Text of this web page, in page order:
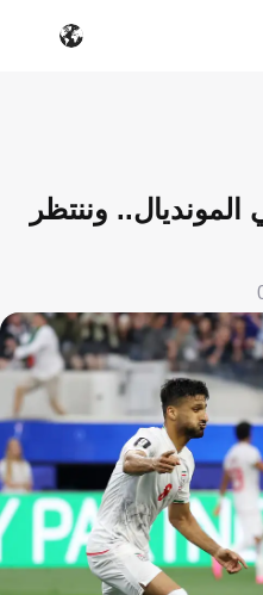
وننتظر